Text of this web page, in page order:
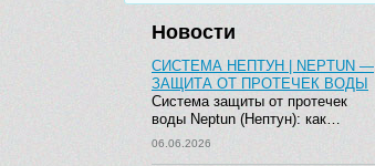
Новости
СИСТЕМА НЕПТУН | NEPTUN —
ЗАЩИТА ОТ ПРОТЕЧЕК ВОДЫ
Система защиты от протечек
воды Neptun (Нептун): как…
06.06.2026